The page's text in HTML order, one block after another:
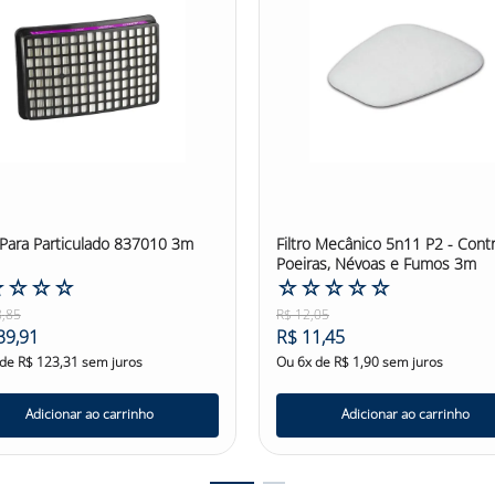
ácidos. Com a classificação P3, o Filtro P3 3M garante
expostos a ambientes contaminados. Ele é projetado
3M, oferecendo uma combinação eficaz de proteção
civil, indústria química, indústria farmacêutica e setor de
químicos, processamento de alimentos, soldagem,
podem ter a tranquilidade de contar com um
Proteja-se adequadamente e respire com
Particulado 837010 3m
☆☆☆
,85
,91
R$ 123,31 sem juros
Adicionar ao carrinho
Filtro Mecânico 5n11 P2 -
Poeiras, Névoas e Fumos 3m
☆☆☆☆☆
R$12,05
R$ 11,45
Ou6x de R$ 1,90sem juros
Adicionar ao carrinho